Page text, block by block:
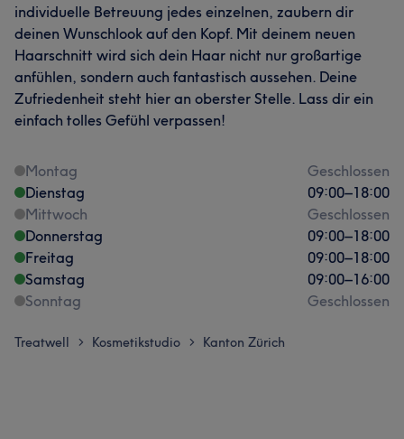
individuelle Betreuung jedes einzelnen, zaubern dir
deinen Wunschlook auf den Kopf. Mit deinem neuen
Haarschnitt wird sich dein Haar nicht nur großartige
anfühlen, sondern auch fantastisch aussehen. Deine
Zufriedenheit steht hier an oberster Stelle. Lass dir ein
einfach tolles Gefühl verpassen!
Montag
Geschlossen
Dienstag
09:00–18:00
Mittwoch
Geschlossen
Donnerstag
09:00–18:00
Freitag
09:00–18:00
Samstag
09:00–16:00
Sonntag
Geschlossen
Treatwell > Kosmetikstudio > Kanton Zürich